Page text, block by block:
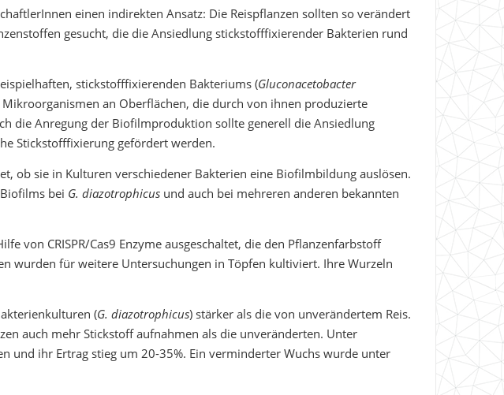
einen indirekten Ansatz: Die Reispflanzen sollten so verändert
gesucht, die die Ansiedlung stickstofffixierender Bakterien rund
stickstofffixierenden Bakteriums (Gluconacetobacter
an Oberflächen, die durch von ihnen produzierte
die Anregung der Biofilmproduktion sollte generell die Ansiedlung
Stickstofffixierung gefördert werden.
ob sie in Kulturen verschiedener Bakterien eine Biofilmbildung auslösen.
bei G. diazotrophicus und auch bei mehreren anderen bekannten
von CRISPR/Cas9 Enzyme ausgeschaltet, die den Pflanzenfarbstoff
wurden für weitere Untersuchungen in Töpfen kultiviert. Ihre Wurzeln
(G. diazotrophicus) stärker als die von unverändertem Reis.
auch mehr Stickstoff aufnahmen als die unveränderten. Unter
und ihr Ertrag stieg um 20-35%. Ein verminderter Wuchs wurde unter